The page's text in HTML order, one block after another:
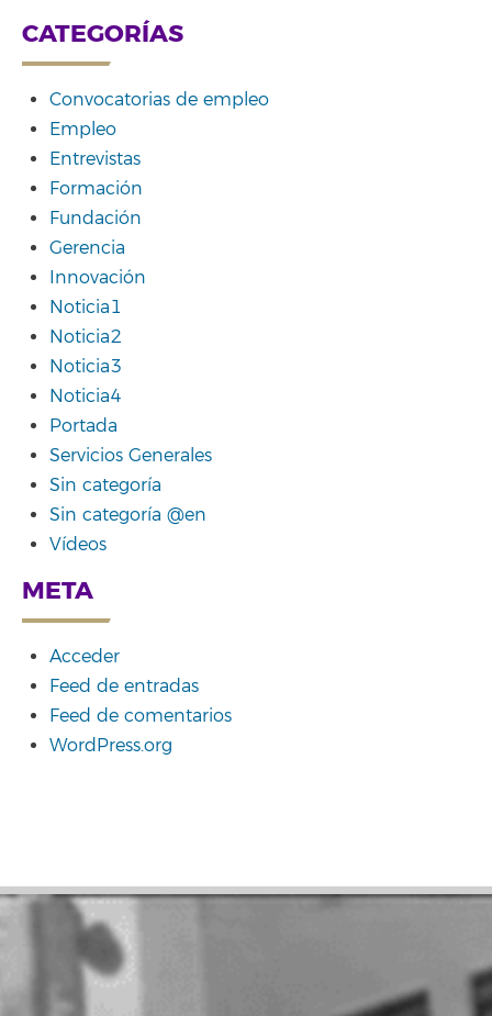
CATEGORÍAS
Convocatorias de empleo
Empleo
Entrevistas
Formación
Fundación
Gerencia
Innovación
Noticia1
Noticia2
Noticia3
Noticia4
Portada
Servicios Generales
Sin categoría
Sin categoría @en
Vídeos
META
Acceder
Feed de entradas
Feed de comentarios
WordPress.org